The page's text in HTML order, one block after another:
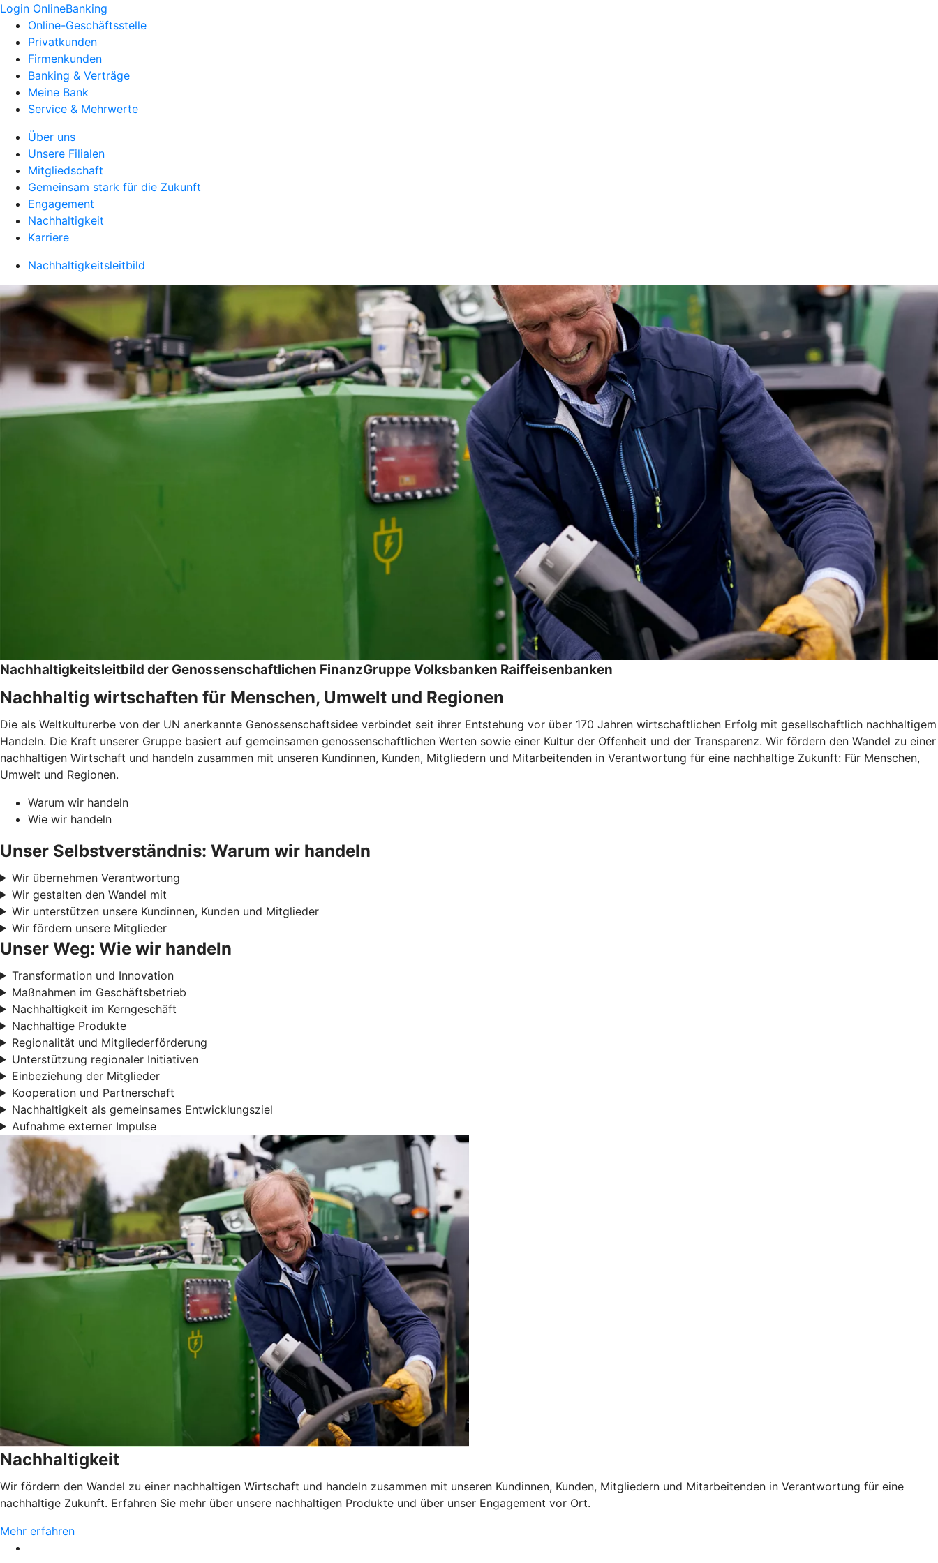
Login OnlineBanking
Online-Geschäftsstelle
Privatkunden
Firmenkunden
Banking & Verträge
Meine Bank
Service & Mehrwerte
Über uns
Unsere Filialen
Mitgliedschaft
Gemeinsam stark für die Zukunft
Engagement
Nachhaltigkeit
Karriere
Nachhaltigkeitsleitbild
Nachhaltigkeitsleitbild der Genossenschaftlichen FinanzGruppe Volksbanken Raiffeisenbanken
Nachhaltig wirtschaften für Menschen, Umwelt und Regionen
Die als Weltkulturerbe von der UN anerkannte Genossenschaftsidee verbindet seit ihrer Entstehung vor über 170 Jahren wirtschaftlichen Erfolg mit gesellschaftlich nachhaltigem
Handeln. Die Kraft unserer Gruppe basiert auf gemeinsamen genossenschaftlichen Werten sowie einer Kultur der Offenheit und der Transparenz. Wir fördern den Wandel zu einer
nachhaltigen Wirtschaft und handeln zusammen mit unseren Kundinnen, Kunden, Mitgliedern und Mitarbeitenden in Verantwortung für eine nachhaltige Zukunft: Für Menschen,
Umwelt und Regionen.
Warum wir handeln
Wie wir handeln
Unser Selbstverständnis: Warum wir handeln
Wir übernehmen Verantwortung
Wir gestalten den Wandel mit
Wir unterstützen unsere Kundinnen, Kunden und Mitglieder
Wir fördern unsere Mitglieder
Unser Weg: Wie wir handeln
Transformation und Innovation
Maßnahmen im Geschäftsbetrieb
Nachhaltigkeit im Kerngeschäft
Nachhaltige Produkte
Regionalität und Mitgliederförderung
Unterstützung regionaler Initiativen
Einbeziehung der Mitglieder
Kooperation und Partnerschaft
Nachhaltigkeit als gemeinsames Entwicklungsziel
Aufnahme externer Impulse
Nachhaltigkeit
Wir fördern den Wandel zu einer nachhaltigen Wirtschaft und handeln zusammen mit unseren Kundinnen, Kunden, Mitgliedern und Mitarbeitenden in Verantwortung für eine
nachhaltige Zukunft. Erfahren Sie mehr über unsere nachhaltigen Produkte und über unser Engagement vor Ort.
Mehr erfahren